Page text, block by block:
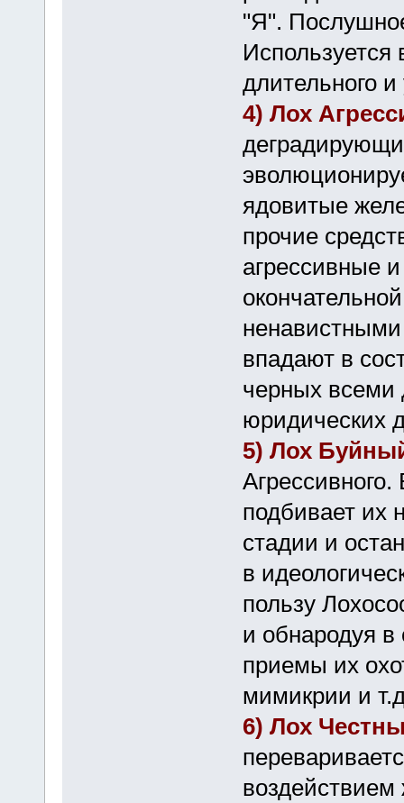
"Я".
длительного
4) Лох
ядовитые
прочие
агрессивные
впадают в
черных всеми
юридических
5) Лох
подбивает их
стадии и
в
пользу
и обнародуя
приемы их
мимикрии и
6) Лох
воздействием